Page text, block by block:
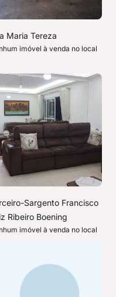
Maria Tereza
imóvel à venda no local
Sargento Francisco
Ribeiro Boening
imóvel à venda no local